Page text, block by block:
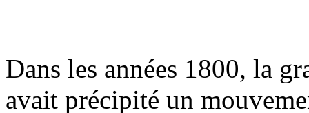
Dans les années 1800, la
avait précipité un